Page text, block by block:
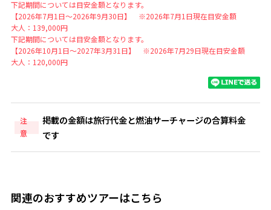
下記期間については目安金額となります。
【2026年7月1日～2026年9月30日】 ※2026年7月1日現在目安金額
大人：139,000円
下記期間については目安金額となります。
【2026年10月1日～2027年3月31日】 ※2026年7月29日現在目安金額
大人：120,000円
注
意
掲載の金額は旅行代金と燃油サーチャージの合算料金
です
関連のおすすめツアーはこちら